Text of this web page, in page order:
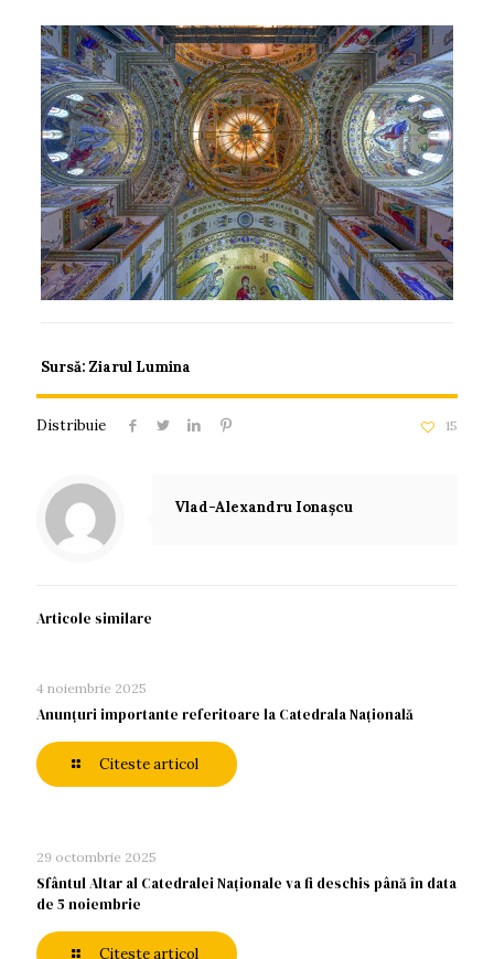
Sursă: Ziarul Lumina
Distribuie 15
Vlad-Alexandru Ionașcu
Articole similare
4 noiembrie 2025
Anunţuri importante referitoare la Catedrala Naţională
Citeste articol
29 octombrie 2025
Sfântul Altar al Catedralei Naționale va fi deschis până în data
de 5 noiembrie
Citeste articol